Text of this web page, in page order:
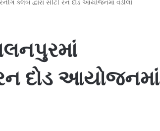
ક્લબ દ્વારા સીટી રન દોડ આયોજનમાં વડીલો
રન દોડ આયોજનમાં